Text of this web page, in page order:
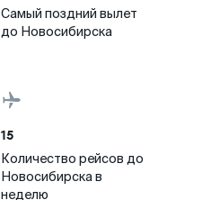
Самый поздний вылет
до Новосибирска
15
Количество рейсов до
Новосибирска в
неделю